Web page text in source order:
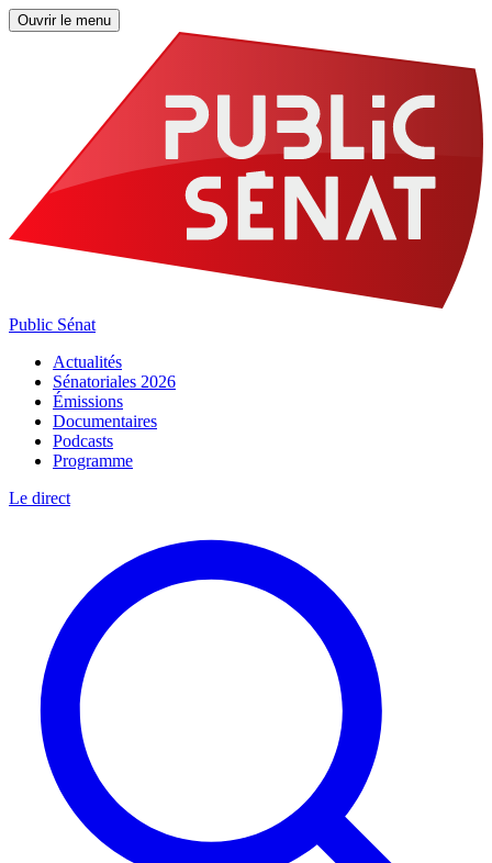
Ouvrir le menu
Public Sénat
Actualités
Sénatoriales 2026
Émissions
Documentaires
Podcasts
Programme
Le direct